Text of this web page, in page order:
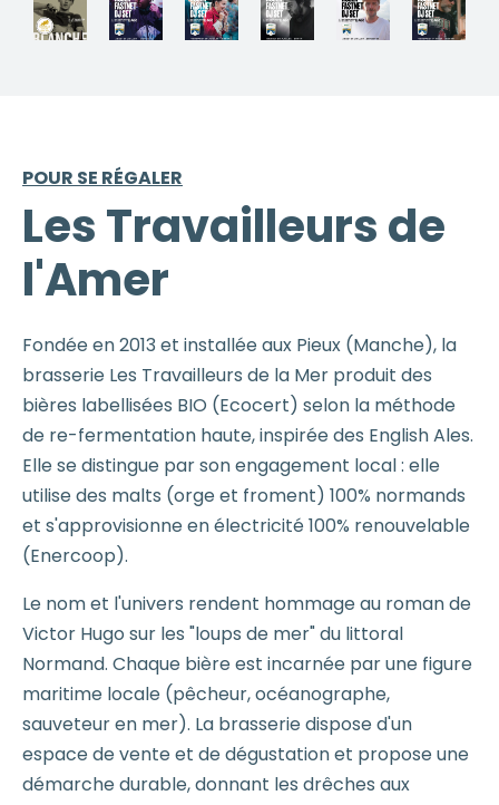
POUR SE RÉGALER
Les Travailleurs de
l'Amer
Fondée en 2013 et installée aux Pieux (Manche), la
brasserie Les Travailleurs de la Mer produit des
bières labellisées BIO (Ecocert) selon la méthode
de re-fermentation haute, inspirée des English Ales.
Elle se distingue par son engagement local : elle
utilise des malts (orge et froment) 100% normands
et s'approvisionne en électricité 100% renouvelable
(Enercoop).
Le nom et l'univers rendent hommage au roman de
Victor Hugo sur les "loups de mer" du littoral
Normand. Chaque bière est incarnée par une figure
maritime locale (pêcheur, océanographe,
sauveteur en mer). La brasserie dispose d'un
espace de vente et de dégustation et propose une
démarche durable, donnant les drêches aux